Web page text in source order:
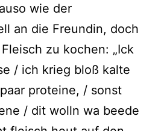
wie der
an die Freundin, doch
zu kochen: „Ick
/ ich krieg bloß kalte
proteine, / sonst
/ dit wolln wa beede